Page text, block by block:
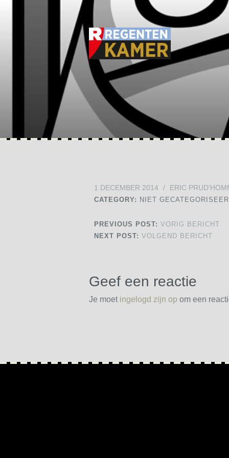
1 DECEMBER 2014 / ERIC
CATEGORY: NIET
PREVIOUS POST: VORIG BERICHT
NEXT POST: VOLGEND BERICHT
Geef een reactie
Je moet ingelogd zijn op om een